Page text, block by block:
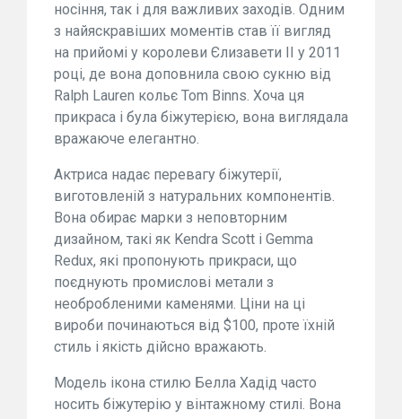
носіння, так і для важливих заходів. Одним
з найяскравіших моментів став її вигляд
на прийомі у королеви Єлизавети II у 2011
році, де вона доповнила свою сукню від
Ralph Lauren кольє Tom Binns. Хоча ця
прикраса і була біжутерією, вона виглядала
вражаюче елегантно.
Актриса надає перевагу біжутерії,
виготовленій з натуральних компонентів.
Вона обирає марки з неповторним
дизайном, такі як Kendra Scott і Gemma
Redux, які пропонують прикраси, що
поєднують промислові метали з
необробленими каменями. Ціни на ці
вироби починаються від $100, проте їхній
стиль і якість дійсно вражають.
Модель ікона стилю Белла Хадід часто
носить біжутерію у вінтажному стилі. Вона